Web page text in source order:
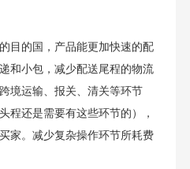
目的国，产品能更加快速的配
和小包，减少配送尾程的物流
境运输、报关、清关等环节
程还是需要有这些环节的），
家。减少复杂操作环节所耗费